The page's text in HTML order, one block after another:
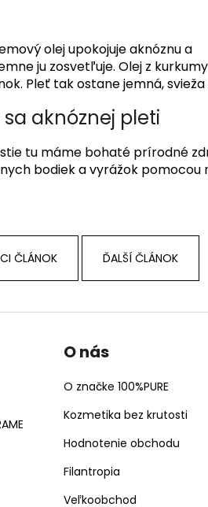
olej upokojuje aknóznu a
ju zosvetľuje. Olej z kurkumy
Pleť tak ostane jemná,
aknóznej pleti
tu máme bohaté prírodné
bodiek a vyrážok
ČLÁNOK ĎALŠÍ ČLÁNOK
O nás
O značke 100%PURE
Kozmetika bez krutosti
Hodnotenie obchodu
Filantropia
Veľkoobchod